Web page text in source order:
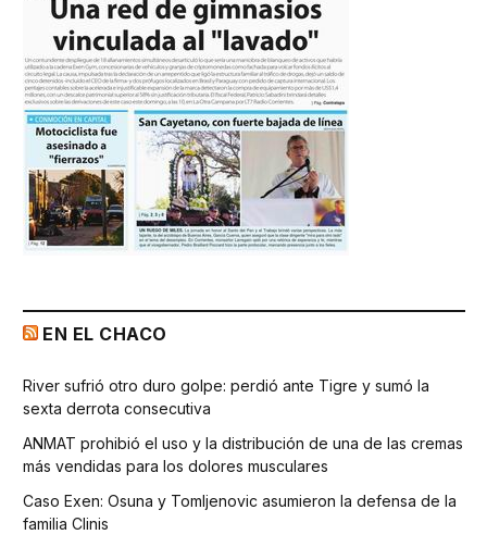
EN EL CHACO
River sufrió otro duro golpe: perdió ante Tigre y sumó la
sexta derrota consecutiva
ANMAT prohibió el uso y la distribución de una de las cremas
más vendidas para los dolores musculares
Caso Exen: Osuna y Tomljenovic asumieron la defensa de la
familia Clinis